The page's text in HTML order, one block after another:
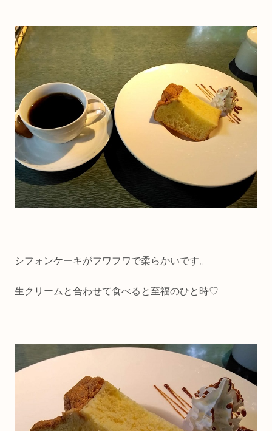
シフォンケーキがフワフワで柔らかいです。
生クリームと合わせて食べると至福のひと時♡